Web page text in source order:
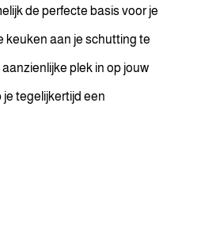
de perfecte basis voor je
keuken aan je schutting te
plek in op jouw
tegelijkertijd een